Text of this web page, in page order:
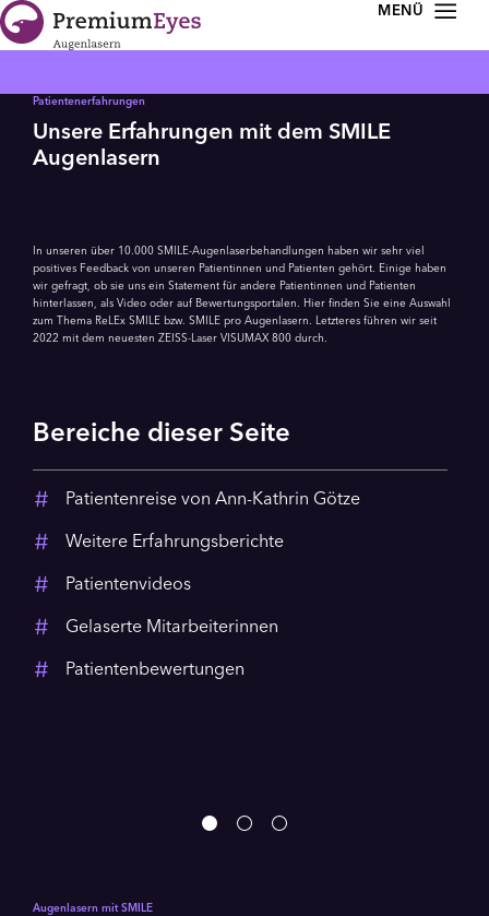
Zur Navigation springen
Zum Inhalt springen
Patientenerfahrungen
Unsere Erfahrungen mit dem SMILE
Augenlasern
In unseren über 10.000 SMILE-Augenlaser­behandlungen haben wir sehr viel
positives Feedback von unseren Patientinnen und Patienten gehört. Einige haben
wir gefragt, ob sie uns ein Statement für andere Patientinnen und Patienten
hinterlassen, als Video oder auf Bewertungs­portalen. Hier finden Sie eine Auswahl
zum Thema ReLEx SMILE bzw. SMILE pro Augenlasern. Letzteres führen wir seit
2022 mit dem neuesten ZEISS-Laser VISUMAX 800 durch.
Bereiche dieser Seite
Patientenreise von Ann-Kathrin Götze
Weitere Erfahrungsberichte
Patientenvideos
Gelaserte Mitarbeiterinnen
Patientenbewertungen
Augenlasern mit SMILE